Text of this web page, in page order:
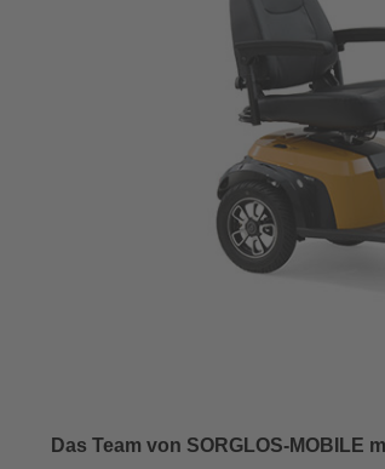
Das Team von SORGLOS-MOBILE